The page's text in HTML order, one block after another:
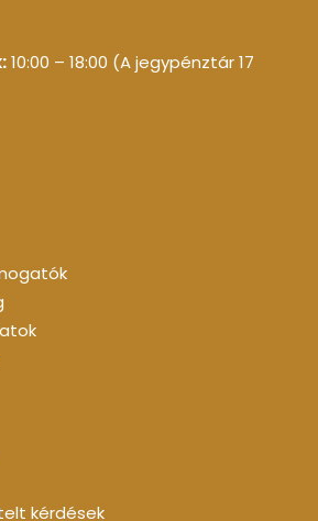
10:00 – 18:00 (A jegypénztár 17
kérdések